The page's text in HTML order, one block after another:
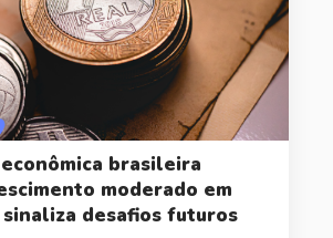
brasileira
moderado em
desafios futuros